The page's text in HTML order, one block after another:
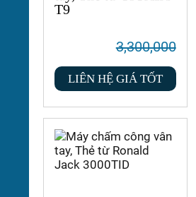
T9
3,300,000
LIÊN HỆ GIÁ TỐT